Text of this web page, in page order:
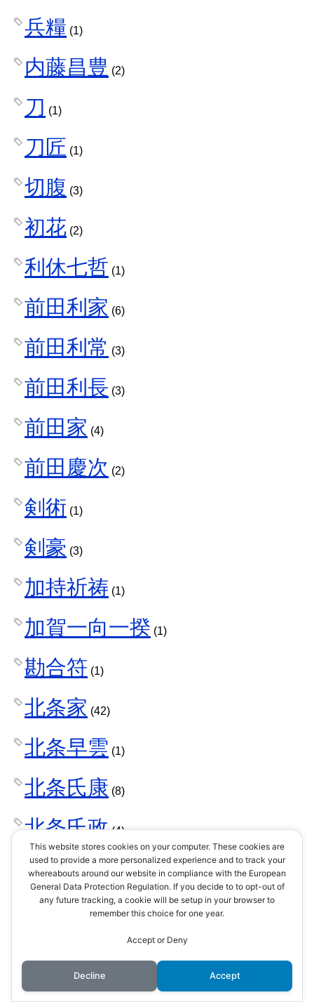
兵糧 (1)
内藤昌豊 (2)
刀 (1)
刀匠 (1)
切腹 (3)
初花 (2)
利休七哲 (1)
前田利家 (6)
前田利常 (3)
前田利長 (3)
前田家 (4)
前田慶次 (2)
剣術 (1)
剣豪 (3)
加持祈祷 (1)
加賀一向一揆 (1)
勘合符 (1)
北条家 (42)
北条早雲 (1)
北条氏康 (8)
北条氏政(4)
北条氏照(3)
北条氏直(2)
北条氏規(1)
This website stores cookies on your computer. These cookies are
used to provide a more personalized experience and to track your
whereabouts around our website in compliance with the European
General Data Protection Regulation. If you decide to to opt-out of
any future tracking, a cookie will be setup in your browser to
remember this choice for one year.
Accept or Deny
Decline Accept